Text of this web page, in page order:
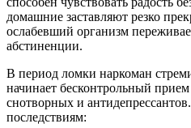
домашние заставляют резко
ослабевший организм
абстиненции.
В период ломки наркоман
начинает бесконтрольный
снотворных и
последствиям: